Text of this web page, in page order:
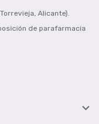
Alicante).
de parafarmacia
